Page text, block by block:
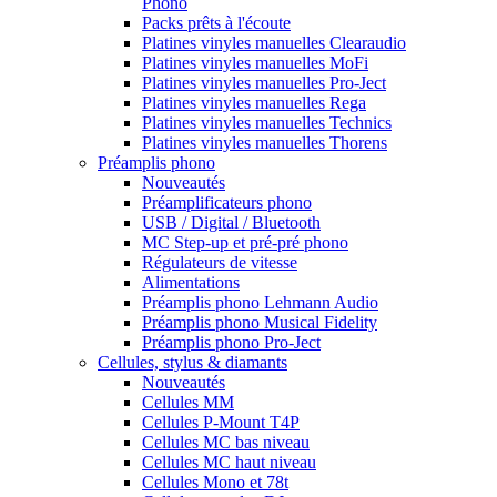
Packs prêts à l'écoute
Platines vinyles manuelles Clearaudio
Platines vinyles manuelles MoFi
Platines vinyles manuelles Pro-Ject
Platines vinyles manuelles Rega
Platines vinyles manuelles Technics
Platines vinyles manuelles Thorens
Préamplis phono
Nouveautés
Préamplificateurs phono
USB / Digital / Bluetooth
MC Step-up et pré-pré phono
Régulateurs de vitesse
Alimentations
Préamplis phono Lehmann Audio
Préamplis phono Musical Fidelity
Préamplis phono Pro-Ject
Cellules, stylus & diamants
Nouveautés
Cellules MM
Cellules P-Mount T4P
Cellules MC bas niveau
Cellules MC haut niveau
Cellules Mono et 78t